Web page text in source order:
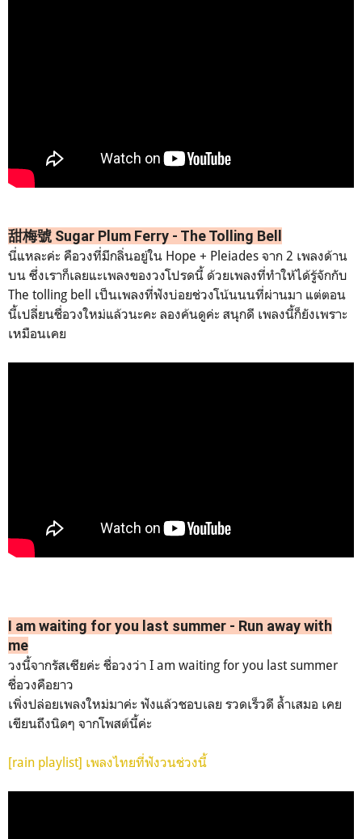
甜梅號 Sugar Plum Ferry - The Tolling Bell
นี่แหละค่ะ คือวงที่มีกลิ่นอยู่ใน Hope + Pleiades จาก 2 เพลงด้าน
บน ซึ่งเราก็เลยแะเพลงของวงโปรดนี้ ด้วยเพลงที่ทำให้ได้รู้จักกับ
The tolling bell เป็นเพลงที่ฟังบ่อยช่วงโน้นนนที่ผ่านมา แต่ตอน
นี้เปลี่ยนชื่อวงใหม่แล้วนะคะ ลองค้นดูค่ะ สนุกดี เพลงนี้ก็ยังเพราะ
เหมือนเคย
I am waiting for you last summer - Run away with
me
วงนี้จากรัสเซียค่ะ ชื่อวงว่า I am waiting for you last summer
ชื่อวงคือยาว
เพิ่งปล่อยเพลงใหม่มาค่ะ ฟังแล้วชอบเลย รวดเร็วดี ล้ำเสมอ เคย
เขียนถึงนิดๆ จากโพสต์นี้ค่ะ
[rain playlist] เพลงไทยที่ฟังวนช่วงนี้